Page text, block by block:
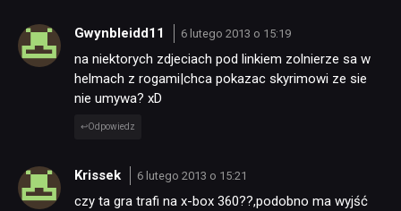
Gwynbleidd11 6 lutego 2013 o 15:19
na niektorych zdjeciach pod linkiem zolnierze sa w
helmach z rogami|chca pokazac skyrimowi ze sie
nie umywa? xD
Odpowiedz
Krissek 6 lutego 2013 o 15:21
czy ta gra trafi na x-box 360??,podobno ma wyjść